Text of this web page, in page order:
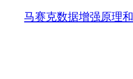
马赛克数据增强原理